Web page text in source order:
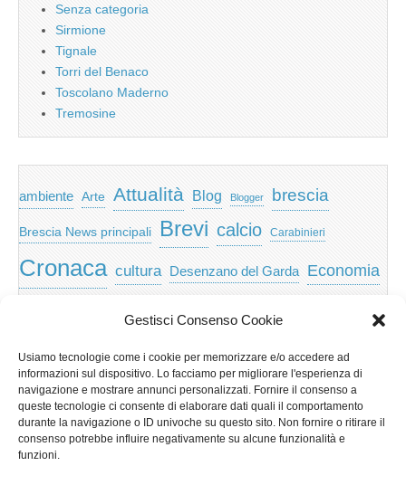
Gestisci Consenso Cookie
Usiamo tecnologie come i cookie per memorizzare e/o accedere ad
informazioni sul dispositivo. Lo facciamo per migliorare l'esperienza di
navigazione e mostrare annunci personalizzati. Fornire il consenso a
queste tecnologie ci consente di elaborare dati quali il comportamento
durante la navigazione o ID univoche su questo sito. Non fornire o ritirare il
consenso potrebbe influire negativamente su alcune funzionalità e
funzioni.
Senza categoria
Sirmione
Tignale
Torri del Benaco
Toscolano Maderno
Tremosine
ambiente Arte Attualità Blog Blogger brescia
Brescia News principali Brevi calcio Carabinieri
Cronaca cultura Desenzano del Garda Economia
lago di garda Musica Nera news Notizie
Notizie dal Garda
Notizie Lombardia
Notizie per categoria Notizie Provincia di Brescia